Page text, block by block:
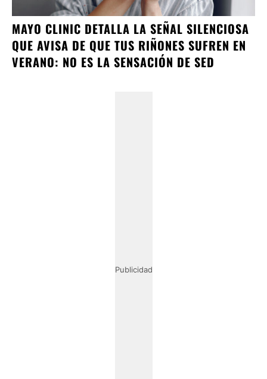
MAYO CLINIC DETALLA LA SEÑAL SILENCIOSA
QUE AVISA DE QUE TUS RIÑONES SUFREN EN
VERANO: NO ES LA SENSACIÓN DE SED
Publicidad